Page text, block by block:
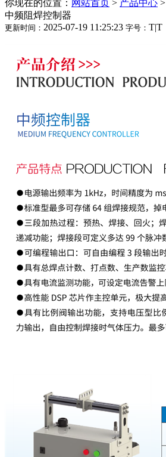
你现在的位置： 网站首页 > 产品中心 >
中频阻焊控制器
更新时间： 2025-07-19 11:25:23 字号： T|T